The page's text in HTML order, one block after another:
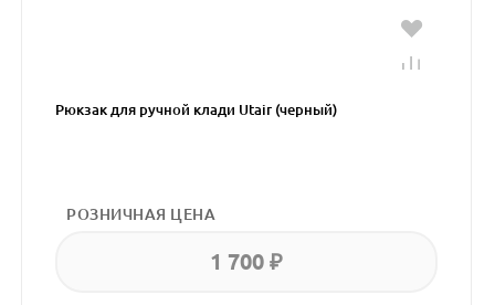
Рюкзак для ручной клади Utair (черный)
РОЗНИЧНАЯ ЦЕНА
1 700 ₽